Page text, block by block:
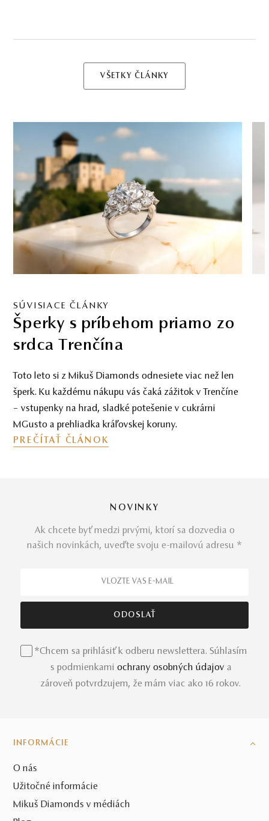
VŠETKY ČLÁNKY
SÚVISIACE ČLÁNKY
Šperky s príbehom priamo zo
srdca Trenčína
Toto leto si z Mikuš Diamonds odnesiete viac než len
šperk. Ku každému nákupu vás čaká zážitok v Trenčíne
– vstupenky na hrad, sladké potešenie v cukrárni
MGusto a prehliadka kráľovskej koruny.
PREČÍTAŤ ČLÁNOK
NOVINKY
Ak chcete byť medzi prvými, ktorí sa dozvedia o
našich novinkách, uveďte svoju e-mailovú adresu *
*Chcem sa prihlásiť k odberu newslettera. Súhlasím
s podmienkami ochrany osobných údajov a
zároveň potvrdzujem, že mám viac ako 16 rokov.
INFORMÁCIE
O nás
Užitočné informácie
Mikuš Diamonds v médiách